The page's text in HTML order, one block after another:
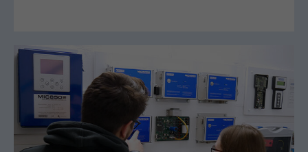
Zweck
whether that visitor is included in the
sample which is used to generate
Heatmaps, Funnels, Recordings, etc.
Laufzeit session